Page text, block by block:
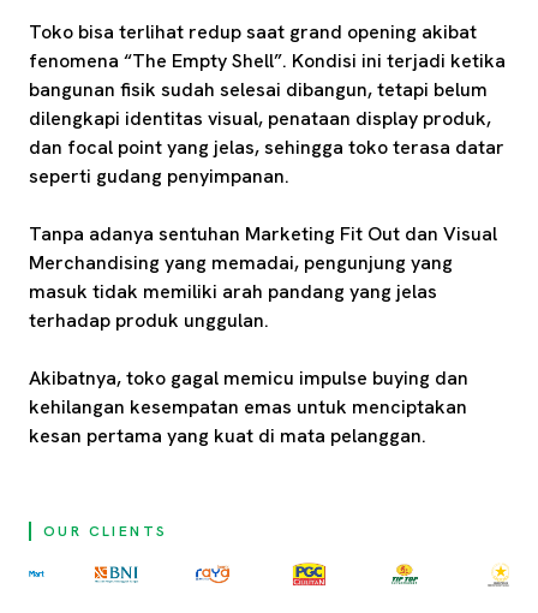
Toko bisa terlihat redup saat grand opening akibat
fenomena “The Empty Shell”. Kondisi ini terjadi ketika
bangunan fisik sudah selesai dibangun, tetapi belum
dilengkapi identitas visual, penataan display produk,
dan focal point yang jelas, sehingga toko terasa datar
seperti gudang penyimpanan.
Tanpa adanya sentuhan Marketing Fit Out dan Visual
Merchandising yang memadai, pengunjung yang
masuk tidak memiliki arah pandang yang jelas
terhadap produk unggulan.
Akibatnya, toko gagal memicu impulse buying dan
kehilangan kesempatan emas untuk menciptakan
kesan pertama yang kuat di mata pelanggan.
OUR CLIENTS